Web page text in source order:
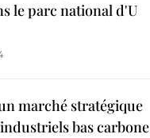
le parc national d'U
marché stratégique
bas carbone